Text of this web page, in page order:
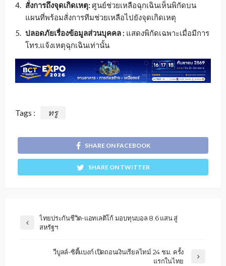
สั่งการถึงจุดเกิดเหตุ: ศูนย์ช่วยเหลือฉุกเฉินเห็นพิกัดบน
แผนที่พร้อมสั่งการทีมช่วยเหลือไปยังจุดเกิดเหตุ
ปลอดภัยเรื่องข้อมูลส่วนบุคคล : แสดงพิกัดเฉพาะเมื่อมีการ
โทร.แจ้งเหตุฉุกเฉินเท่านั้น
Tags : ทรู
SHARE ON FACEBOOK
SHARE ON TWITTER
ไทยประกันชีวิต-แอทเลติโก้ มอบทุนบอล 8.6 แสน สู่
สหรัฐฯ
วีบูลล์-ซิตี้แบงก์ เปิดถอนเงินเรียลไทม์ 24 ชม. ครั้ง
แรกในไทย